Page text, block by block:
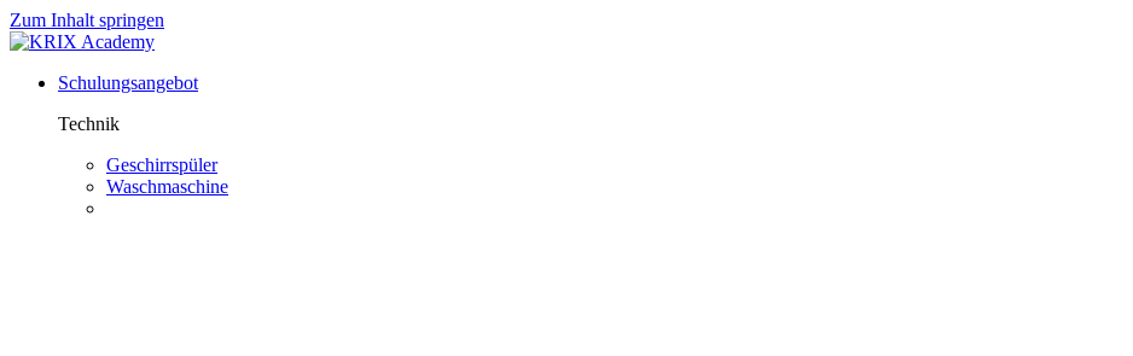
Zum Inhalt springen
Schulungsangebot
Technik
Geschirrspüler
Waschmaschine